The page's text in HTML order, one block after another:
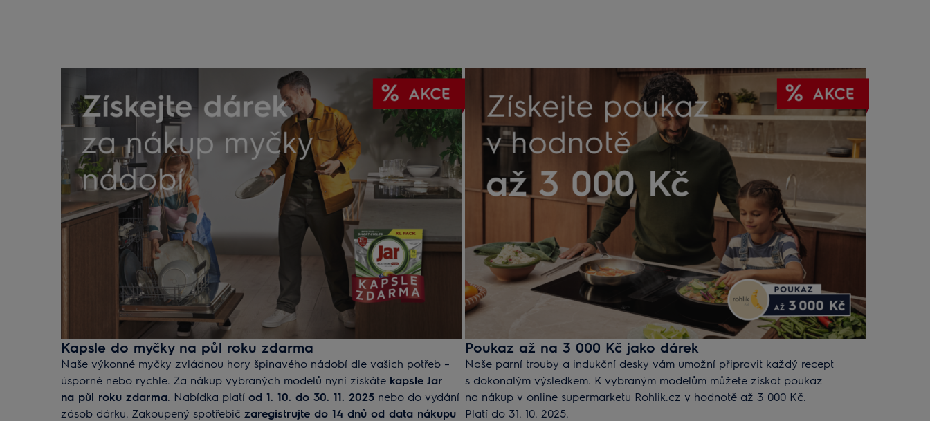
Kapsle do myčky na půl roku zdarma
Naše výkonné myčky zvládnou hory špinavého nádobí dle vašich potřeb –
úsporně nebo rychle. Za nákup vybraných modelů nyní získáte kapsle Jar
na půl roku zdarma. Nabídka platí od 1. 10. do 30. 11. 2025 nebo do vydání
zásob dárku. Zakoupený spotřebič zaregistrujte do 14 dnů od data nákupu
Poukaz až na 3 000 Kč jako dárek
Naše parní trouby a indukční desky vám umožní připravit každý recept
s dokonalým výsledkem. K vybraným modelům můžete získat poukaz
na nákup v online supermarketu Rohlik.cz v hodnotě až 3 000 Kč.
Platí do 31. 10. 2025.